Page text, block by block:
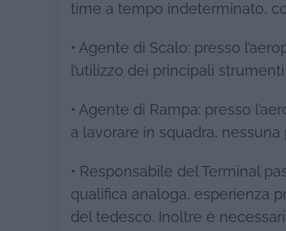
time a tempo indeterminato,
• Agente di Scalo: presso
l’utilizzo dei principali
• Agente di Rampa: presso
a lavorare in squadra,
• Responsabile del Terminal
qualifica analoga, esperienza
del tedesco. Inoltre è